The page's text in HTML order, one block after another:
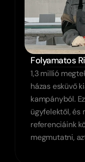
Folyamatos
1,3 millió
házas esküvő
kampányból.
ügyfelektől, és
referenciáink
megmutatni,